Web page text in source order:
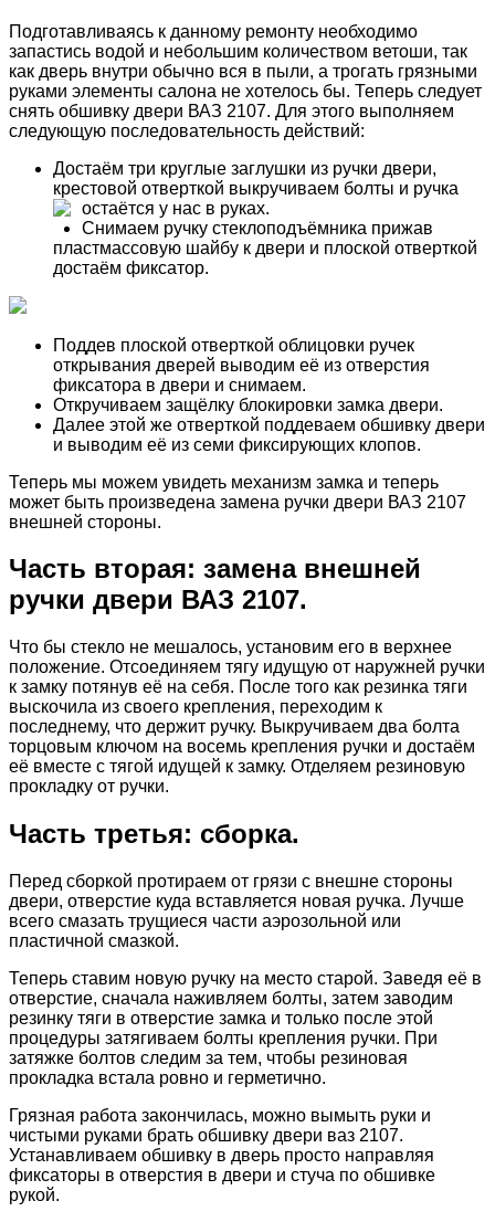
Подготавливаясь к данному ремонту необходимо
запастись водой и небольшим количеством ветоши, так
как дверь внутри обычно вся в пыли, а трогать грязными
руками элементы салона не хотелось бы. Теперь следует
снять обшивку двери ВАЗ 2107. Для этого выполняем
следующую последовательность действий:
Достаём три круглые заглушки из ручки двери,
крестовой отверткой выкручиваем болты и ручка
остаётся у нас в руках.
Снимаем ручку стеклоподъёмника прижав
пластмассовую шайбу к двери и плоской отверткой
достаём фиксатор.
Поддев плоской отверткой облицовки ручек
открывания дверей выводим её из отверстия
фиксатора в двери и снимаем.
Откручиваем защёлку блокировки замка двери.
Далее этой же отверткой поддеваем обшивку двери
и выводим её из семи фиксирующих клопов.
Теперь мы можем увидеть механизм замка и теперь
может быть произведена замена ручки двери ВАЗ 2107
внешней стороны.
Часть вторая: замена внешней
ручки двери ВАЗ 2107.
Что бы стекло не мешалось, установим его в верхнее
положение. Отсоединяем тягу идущую от наружней ручки
к замку потянув её на себя. После того как резинка тяги
выскочила из своего крепления, переходим к
последнему, что держит ручку. Выкручиваем два болта
торцовым ключом на восемь крепления ручки и достаём
её вместе с тягой идущей к замку. Отделяем резиновую
прокладку от ручки.
Часть третья: сборка.
Перед сборкой протираем от грязи с внешне стороны
двери, отверстие куда вставляется новая ручка. Лучше
всего смазать трущиеся части аэрозольной или
пластичной смазкой.
Теперь ставим новую ручку на место старой. Заведя её в
отверстие, сначала наживляем болты, затем заводим
резинку тяги в отверстие замка и только после этой
процедуры затягиваем болты крепления ручки. При
затяжке болтов следим за тем, чтобы резиновая
прокладка встала ровно и герметично.
Грязная работа закончилась, можно вымыть руки и
чистыми руками брать обшивку двери ваз 2107.
Устанавливаем обшивку в дверь просто направляя
фиксаторы в отверстия в двери и стуча по обшивке
рукой.